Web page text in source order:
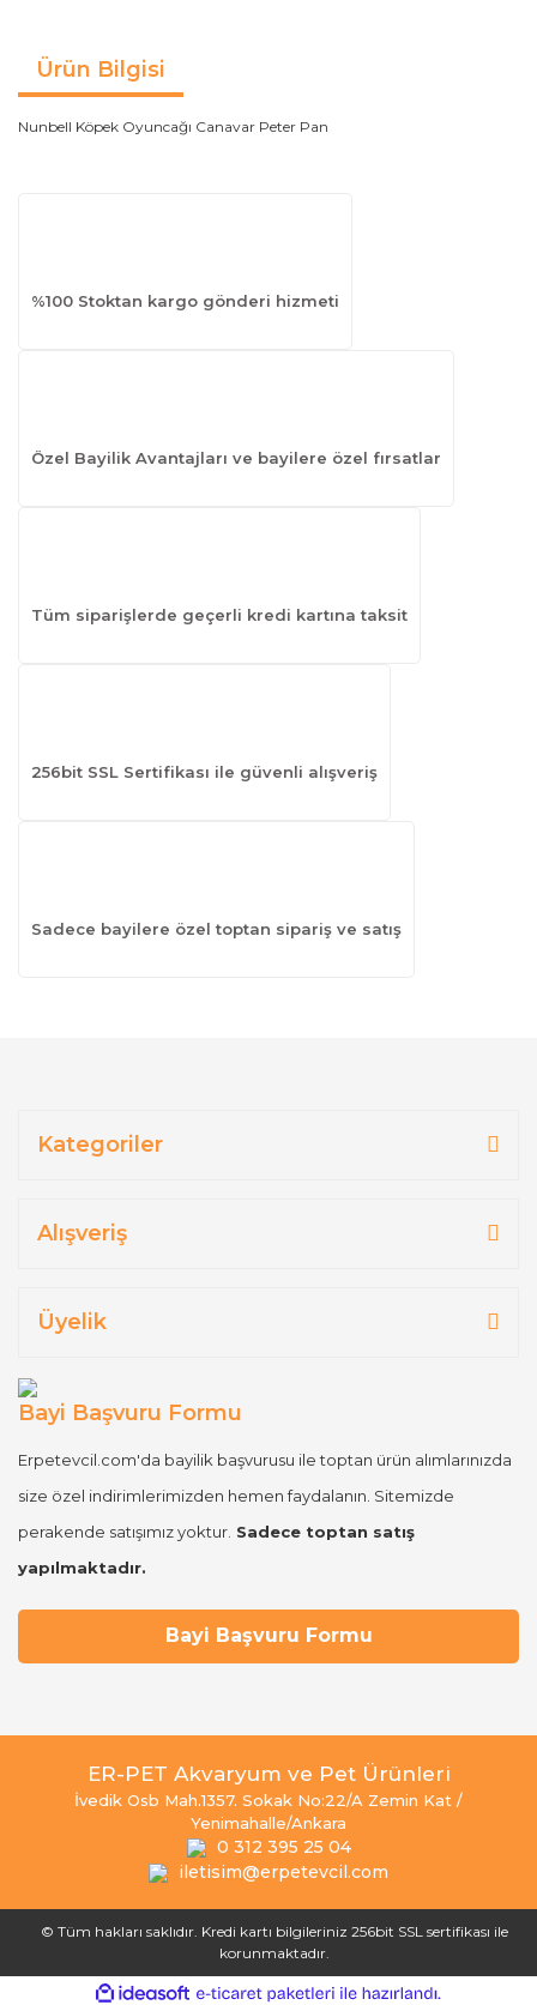
Ürün Bilgisi
Nunbell Köpek Oyuncağı Canavar Peter Pan
%100 Stoktan kargo gönderi hizmeti
Özel Bayilik Avantajları ve bayilere özel fırsatlar
Tüm siparişlerde geçerli kredi kartına taksit
256bit SSL Sertifikası ile güvenli alışveriş
Sadece bayilere özel toptan sipariş ve satış
Kategoriler
Alışveriş
Üyelik
Bayi Başvuru Formu
Erpetevcil.com'da bayilik başvurusu ile toptan ürün alımlarınızda
size özel indirimlerimizden hemen faydalanın. Sitemizde
perakende satışımız yoktur. Sadece toptan satış
yapılmaktadır.
Bayi Başvuru Formu
ER-PET Akvaryum ve Pet Ürünleri
İvedik Osb Mah.1357. Sokak No:22/A Zemin Kat /
Yenimahalle/Ankara
0 312 395 25 04
iletisim@erpetevcil.com
© Tüm hakları saklıdır. Kredi kartı bilgileriniz 256bit SSL sertifikası ile
korunmaktadır.
ideasoft e-